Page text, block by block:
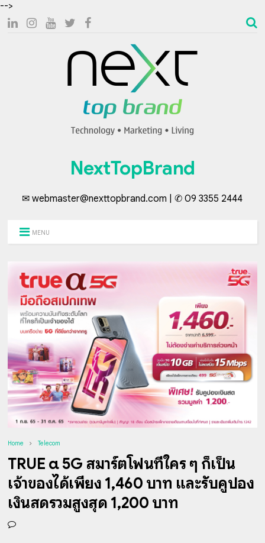
-->
NextTopBrand
✉ webmaster@nexttopbrand.com | ✆ 09 3355 2444
MENU
Home Telecom
TRUE α 5G สมาร์ตโฟนที่ใคร ๆ ก็เป็น
เจ้าของได้เพียง 1,460 บาท และรับคูปอง
เงินสดรวมสูงสุด 1,200 บาท